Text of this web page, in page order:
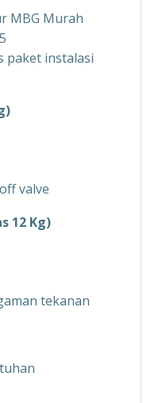
MBG Murah
paket instalasi
valve
12 Kg)
tekanan